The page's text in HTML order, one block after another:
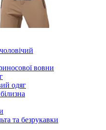
вовни
одяг
та безрукавки